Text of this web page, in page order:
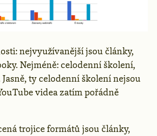
nejvyužívanější jsou články,
Nejméně: celodenní školení,
ty celodenní školení nejsou
videa zatím pořádně
trojice formátů jsou články,